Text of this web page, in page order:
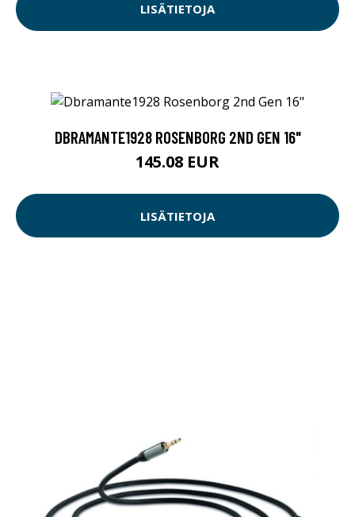
LISÄTIETOJA
DBRAMANTE1928 ROSENBORG 2ND GEN 16"
145.08 EUR
LISÄTIETOJA